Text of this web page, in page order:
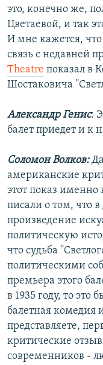
это, конечно же,
Цветаевой, и так
И мне кажется,
связь с недавней
Theatre показал в
Шостаковича
Александр Генис:
балет приедет и
Соломон Волков:
американские
этот показ именно
писали о том, что
произведение
политическую
что судьба
политическими
премьера этого
в 1935 году, то это
балетная комедия
представляете,
критические
современников -